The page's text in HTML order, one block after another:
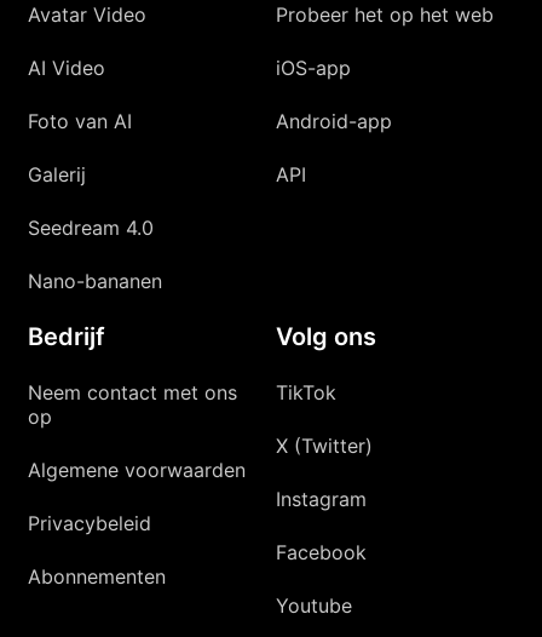
Avatar Video
AI Video
Foto van AI
Galerij
Seedream 4.0
Nano-bananen
Probeer het op het web
iOS-app
Android-app
API
Bedrijf
Neem contact met ons
op
Algemene voorwaarden
Privacybeleid
Abonnementen
Volg ons
TikTok
X (Twitter)
Instagram
Facebook
Youtube